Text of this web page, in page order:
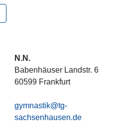
N.N.
Babenhäuser Landstr. 6
60599 Frankfurt
gymnastik@tg-
sachsenhausen.de